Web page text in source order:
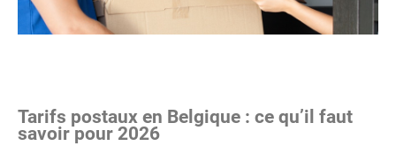
Tarifs postaux en Belgique : ce qu’il faut
savoir pour 2026